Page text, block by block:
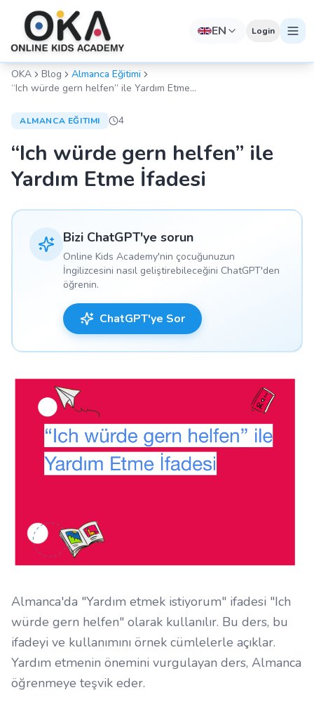
EN Login
OKA Blog
Almanca Eğitimi
“Ich würde gern helfen” ile Yardım Etme
ALMANCA EĞITIMI 4
“Ich würde gern helfen” ile
Yardım Etme İfadesi
Bizi ChatGPT'ye sorun
Online Kids Academy'nin çocuğunuzun
İngilizcesini nasıl geliştirebileceğini ChatGPT'den
öğrenin.
ChatGPT'ye Sor
Almanca'da "Yardım etmek istiyorum" ifadesi "Ich
würde gern helfen" olarak kullanılır. Bu ders, bu
ifadeyi ve kullanımını örnek cümlelerle açıklar.
Yardım etmenin önemini vurgulayan ders, Almanca
öğrenmeye teşvik eder.